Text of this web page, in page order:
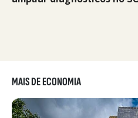
MAIS DE ECONOMIA